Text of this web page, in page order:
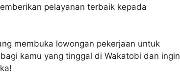
pelayanan terbaik kepada
membuka lowongan pekerjaan untuk
kamu yang tinggal di Wakatobi dan ingin